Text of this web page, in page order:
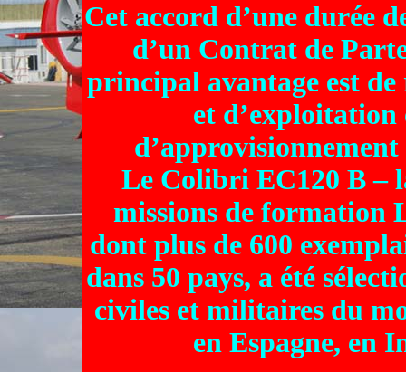
Cet accord d’une durée
d’un Contrat de
principal avantage est
et d’exploitation
Le Colibri EC120 B –
missions de formation
dont plus de 600
dans 50 pays, a été
civiles et militaires du
en Espagne, en